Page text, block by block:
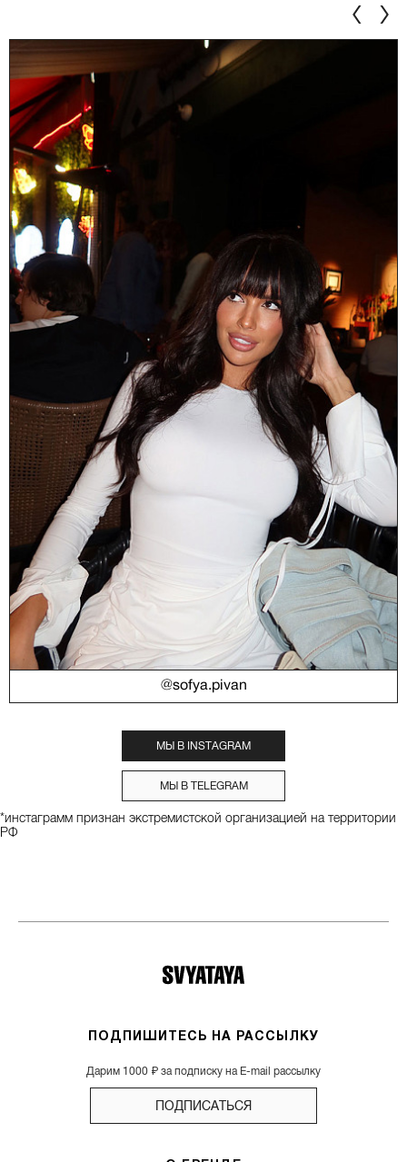
@sofya.pivan
МЫ В INSTAGRAM
МЫ В TELEGRAM
*инстаграмм признан экстремистской организацией на территории
РФ
ПОДПИШИТЕСЬ НА РАССЫЛКУ
Дарим 1000 ₽ за подписку на E-mail рассылку
ПОДПИСАТЬСЯ